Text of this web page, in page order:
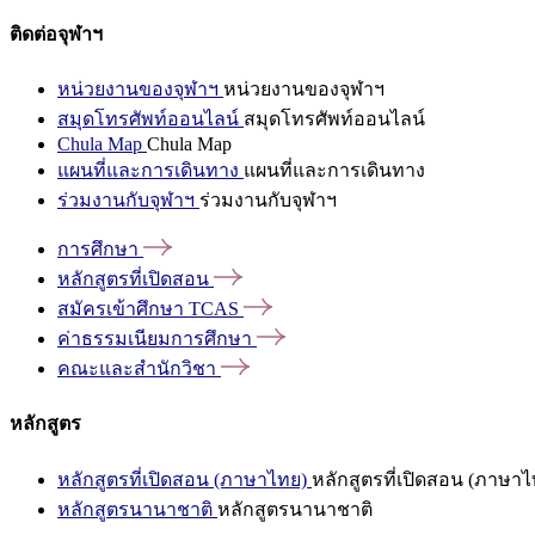
ติดต่อจุฬาฯ
หน่วยงานของจุฬาฯ หน่วยงานของจุฬาฯ
สมุดโทรศัพท์ออนไลน์ สมุดโทรศัพท์ออนไลน์
Chula Map Chula Map
แผนที่และการเดินทาง แผนที่และการเดินทาง
ร่วมงานกับจุฬาฯ ร่วมงานกับจุฬาฯ
การศึกษา
หลักสูตรที่เปิดสอน
สมัครเข้าศึกษา TCAS
ค่าธรรมเนียมการศึกษา
คณะและสำนักวิชา
หลักสูตร
หลักสูตรที่เปิดสอน (ภาษาไทย) หลักสูตรที่เปิดสอน (ภาษาไ
หลักสูตรนานาชาติ หลักสูตรนานาชาติ